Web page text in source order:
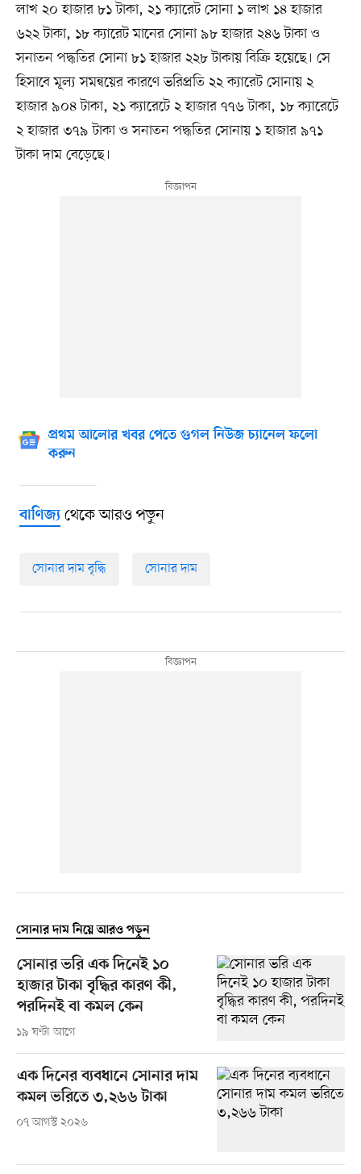
লাখ ২০ হাজার ৮১ টাকা, ২১ ক্যারেট সোনা ১ লাখ ১৪ হাজার
৬২২ টাকা, ১৮ ক্যারেট মানের সোনা ৯৮ হাজার ২৪৬ টাকা ও
সনাতন পদ্ধতির সোনা ৮১ হাজার ২২৮ টাকায় বিক্রি হয়েছে। সে
হিসাবে মূল্য সমন্বয়ের কারণে ভরিপ্রতি ২২ ক্যারেট সোনায় ২
হাজার ৯০৪ টাকা, ২১ ক্যারেটে ২ হাজার ৭৭৬ টাকা, ১৮ ক্যারেটে
২ হাজার ৩৭৯ টাকা ও সনাতন পদ্ধতির সোনায় ১ হাজার ৯৭১
টাকা দাম বেড়েছে।
প্রথম আলোর খবর পেতে গুগল নিউজ চ্যানেল ফলো
করুন
বাণিজ্যথেকে আরও পড়ুন
সোনার দাম বৃদ্ধি সোনার দাম
সোনার দাম নিয়ে আরও পড়ুন
সোনার ভরি এক দিনেই ১০
হাজার টাকা বৃদ্ধির কারণ কী,
পরদিনই বা কমল কেন
১৯ ঘণ্টা আগে
এক দিনের ব্যবধানে সোনার দাম
কমল ভরিতে ৩,২৬৬ টাকা
০৭ আগস্ট ২০২৬